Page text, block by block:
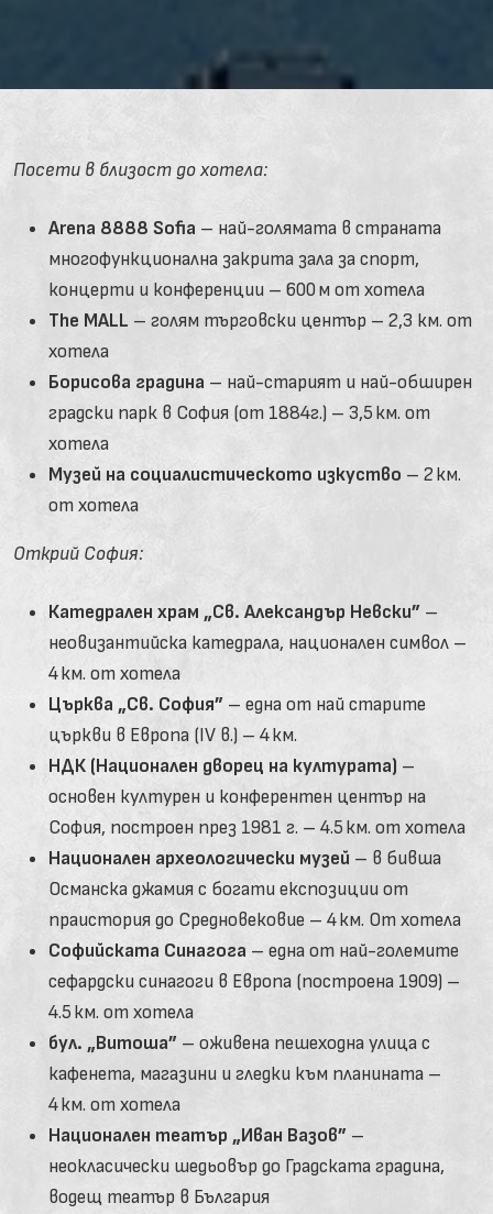
Посети в близост до хотела:
Arena 8888 Sofia – най-голямата в страната
многофункционална закрита зала за спорт,
концерти и конференции – 600 м от хотела
The MALL – голям търговски център – 2,3 км. от
хотела
Борисова градина – най-старият и най-обширен
градски парк в София (от 1884г.) – 3,5 км. от
хотела
Музей на социалистическото изкуство – 2 км.
от хотела
Открий София:
Катедрален храм „Св. Александър Невски” –
неовизантийска катедрала, национален символ –
4 км. от хотела
Църква „Св. София” – една от най старите
църкви в Европа (IV в.) – 4 км.
НДК (Национален дворец на културата) –
основен културен и конферентен център на
София, построен през 1981 г. – 4.5 км. от хотела
Национален археологически музей – в бивша
Османска джамия с богати експозиции от
праистория до Средновековие – 4 км. От хотела
Софийската Синагога – една от най-големите
сефардски синагоги в Европа (построена 1909) –
4.5 км. от хотела
бул. „Витоша” – оживена пешеходна улица с
кафенета, магазини и гледки към планината –
4 км. от хотела
Национален театър „Иван Вазов” –
неокласически шедьовър до Градската градина,
водещ театър в България